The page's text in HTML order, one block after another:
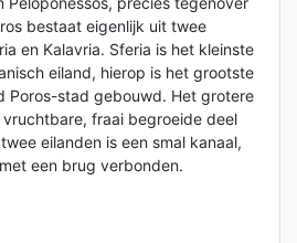
bestaat eigenlijk uit twee
en Kalavria. Sferia is het kleinste
eiland, hierop is het grootste
Poros-stad gebouwd. Het grotere
fraai begroeide deel
eilanden is een smal kanaal,
een brug verbonden.